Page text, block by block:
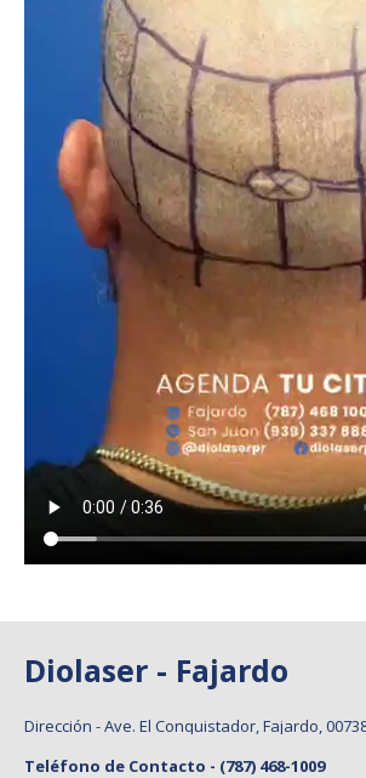
Diolaser - Fajardo
Dirección - Ave. El Conquistador, Fajardo,
Teléfono de Contacto - (787) 468-1009